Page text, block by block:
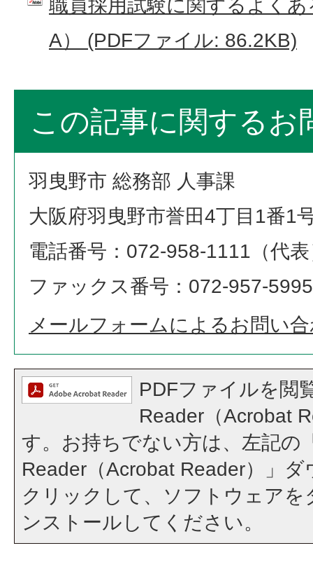
職員採用試験に関するよく
A） (PDFファイル: 86.2KB)
この記事に関するお
羽曳野市 総務部 人事課
大阪府羽曳野市誉田4丁目1番1
電話番号：072-958-1111（代
ファックス番号：072-957-5995
メールフォームによるお問い
PDFファイルを閲
Reader（Acrobat
す。お持ちでない方は、左記の
Reader（Acrobat Reader）」
クリックして、ソフトウェア
ンストールしてください。